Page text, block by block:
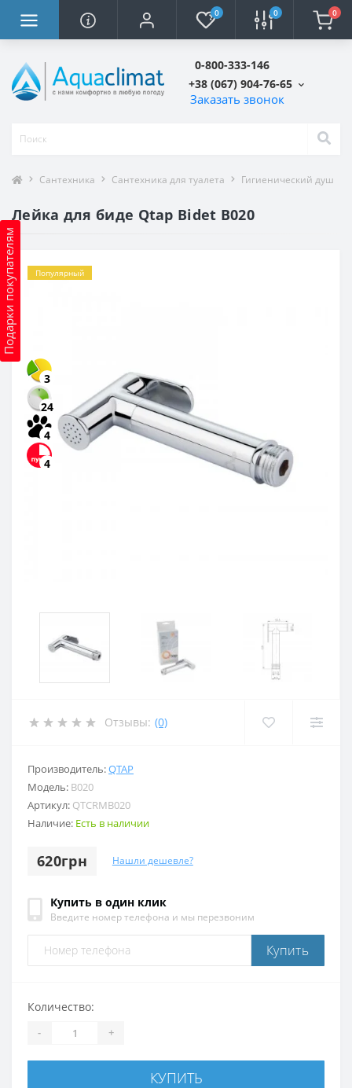
0 0 0
0-800-333-146
+38 (067) 904-76-65
Заказать звонок
Подарки покупателям
Сантехника Сантехника для туалета Гигиенический душ
Лейка для биде Qtap Bidet B020
Популярный
3
24
4
4
Отзывы: (0)
Производитель:QTAP
Модель: B020
Артикул: QTCRMB020
Наличие: Есть в наличии
620грн Нашли дешевле?
Купить в один клик
Введите номер телефона и мы перезвоним
Купить
Количество:
- +
КУПИТЬ